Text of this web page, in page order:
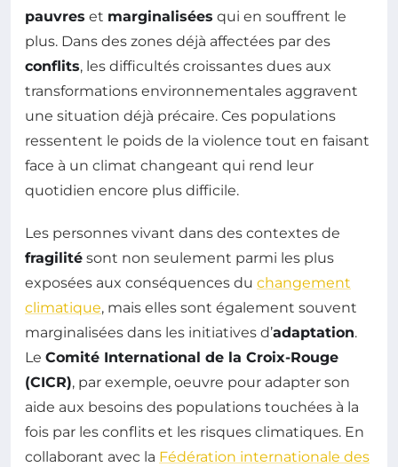
pauvres et marginalisées qui en souffrent le
plus. Dans des zones déjà affectées par des
conflits, les difficultés croissantes dues aux
transformations environnementales aggravent
une situation déjà précaire. Ces populations
ressentent le poids de la violence tout en faisant
face à un climat changeant qui rend leur
quotidien encore plus difficile.
Les personnes vivant dans des contextes de
fragilité sont non seulement parmi les plus
exposées aux conséquences du changement
climatique, mais elles sont également souvent
marginalisées dans les initiatives d’adaptation.
Le Comité International de la Croix-Rouge
(CICR), par exemple, oeuvre pour adapter son
aide aux besoins des populations touchées à la
fois par les conflits et les risques climatiques. En
collaborant avec la Fédération internationale des